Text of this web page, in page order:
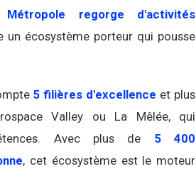
Métropole regorge d'activités
un écosystème porteur qui pousse
5 filières d'excellence et plus
Valley ou La Mêlée, qui
Avec plus de 5 400
, cet écosystème est le moteur